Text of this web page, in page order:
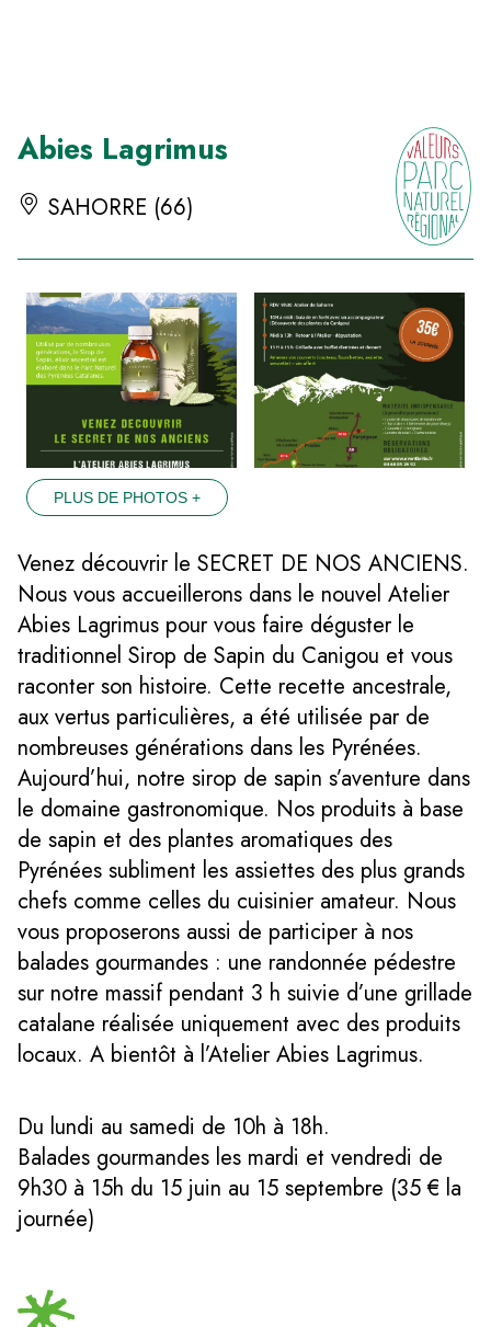
Abies Lagrimus
SAHORRE (66)
PLUS DE PHOTOS +
Venez découvrir le SECRET DE NOS ANCIENS.
Nous vous accueillerons dans le nouvel Atelier
Abies Lagrimus pour vous faire déguster le
traditionnel Sirop de Sapin du Canigou et vous
raconter son histoire. Cette recette ancestrale,
aux vertus particulières, a été utilisée par de
nombreuses générations dans les Pyrénées.
Aujourd’hui, notre sirop de sapin s’aventure dans
le domaine gastronomique. Nos produits à base
de sapin et des plantes aromatiques des
Pyrénées subliment les assiettes des plus grands
chefs comme celles du cuisinier amateur. Nous
vous proposerons aussi de participer à nos
balades gourmandes : une randonnée pédestre
sur notre massif pendant 3 h suivie d’une grillade
catalane réalisée uniquement avec des produits
locaux. A bientôt à l’Atelier Abies Lagrimus.
Du lundi au samedi de 10h à 18h.
Balades gourmandes les mardi et vendredi de
9h30 à 15h du 15 juin au 15 septembre (35 € la
journée)